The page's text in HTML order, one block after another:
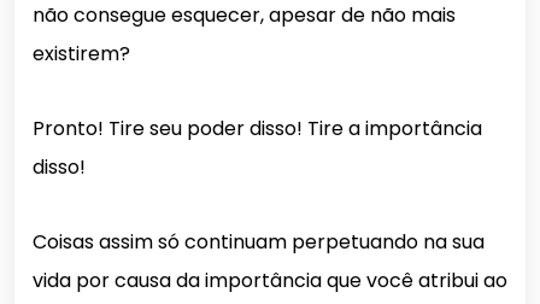
não consegue esquecer, apesar de não mais
existirem?
Pronto! Tire seu poder disso! Tire a importância
disso!
Coisas assim só continuam perpetuando na sua
vida por causa da importância que você atribui ao